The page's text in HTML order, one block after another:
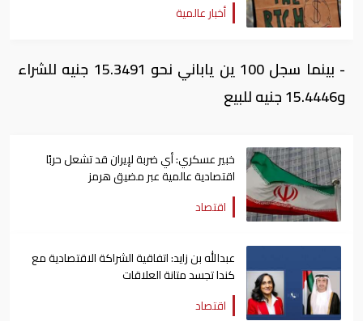
أخبار عالمية
- بينما سجل 100 ين ياباني نحو 15.3491 جنيه للشراء
و15.4446 جنيه للبيع
خبير عسكري: أي ضربة لإيران قد تشعل حربًا
اقتصادية عالمية عبر مضيق هرمز
اقتصاد
عبدالله بن زايد: اتفاقية الشراكة الاقتصادية مع
كندا تجسد متانة العلاقات
اقتصاد